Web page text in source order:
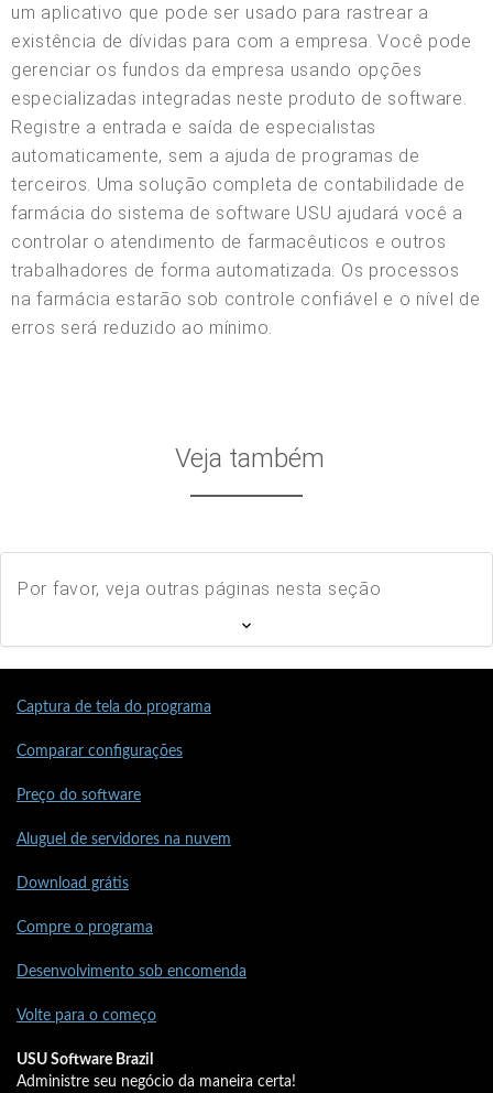
um aplicativo que pode ser usado para rastrear a
existência de dívidas para com a empresa. Você pode
gerenciar os fundos da empresa usando opções
especializadas integradas neste produto de software.
Registre a entrada e saída de especialistas
automaticamente, sem a ajuda de programas de
terceiros. Uma solução completa de contabilidade de
farmácia do sistema de software USU ajudará você a
controlar o atendimento de farmacêuticos e outros
trabalhadores de forma automatizada. Os processos
na farmácia estarão sob controle confiável e o nível de
erros será reduzido ao mínimo.
Veja também
Por favor, veja outras páginas nesta seção
Captura de tela do programa
Comparar configurações
Preço do software
Aluguel de servidores na nuvem
Download grátis
Compre o programa
Desenvolvimento sob encomenda
Volte para o começo
USU Software Brazil
Administre seu negócio da maneira certa!